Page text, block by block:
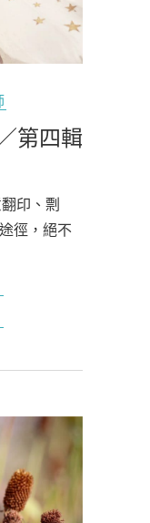
第四輯
印、剽
徑，絕不